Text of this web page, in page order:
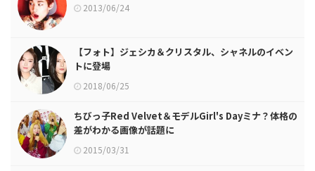
2013/06/24
【フォト】ジェシカ＆クリスタル、シャネルのイベン
トに登場
2018/06/25
ちびっ子Red Velvet＆モデルGirl's Dayミナ？体格の
差がわかる画像が話題に
2015/03/31